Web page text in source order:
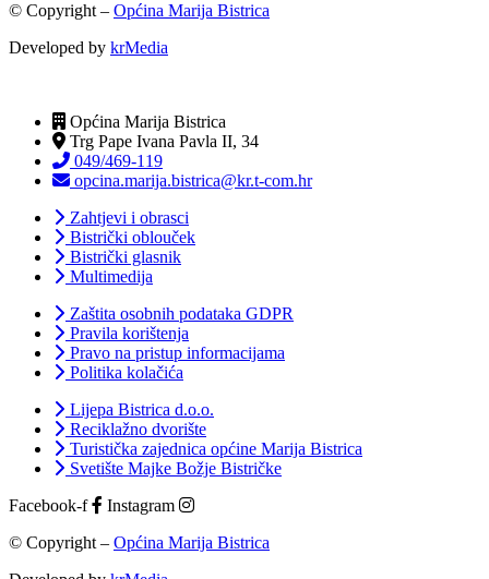
© Copyright – Općina Marija Bistrica
Developed by krMedia
Općina Marija Bistrica
Trg Pape Ivana Pavla II, 34
049/469-119
opcina.marija.bistrica@kr.t-com.hr
Zahtjevi i obrasci
Bistrički oblouček
Bistrički glasnik
Multimedija
Zaštita osobnih podataka GDPR
Pravila korištenja
Pravo na pristup informacijama
Politika kolačića
Lijepa Bistrica d.o.o.
Reciklažno dvorište
Turistička zajednica općine Marija Bistrica
Svetište Majke Božje Bistričke
Facebook-f
Instagram
© Copyright – Općina Marija Bistrica